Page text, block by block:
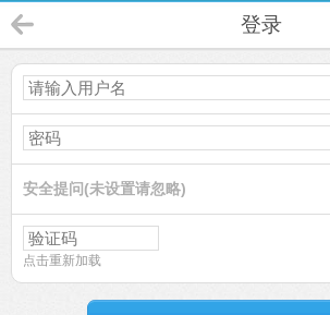
登录
安全提问(未设置请忽略)
点击重新加载